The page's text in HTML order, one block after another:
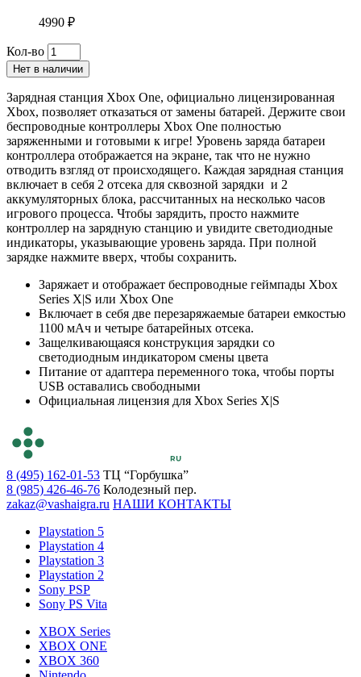
4990 ₽
Кол-во
Нет в наличии
Зарядная станция Xbox One, официально лицензированная
Xbox, позволяет отказаться от замены батарей. Держите свои
беспроводные контроллеры Xbox One полностью
заряженными и готовыми к игре! Уровень заряда батареи
контроллера отображается на экране, так что не нужно
отводить взгляд от происходящего. Каждая зарядная станция
включает в себя 2 отсека для сквозной зарядки и 2
аккумуляторных блока, рассчитанных на несколько часов
игрового процесса. Чтобы зарядить, просто нажмите
контроллер на зарядную станцию ​​и увидите светодиодные
индикаторы, указывающие уровень заряда. При полной
зарядке нажмите вверх, чтобы сохранить.
Заряжает и отображает беспроводные геймпады Xbox
Series X|S или Xbox One
Включает в себя две перезаряжаемые батареи емкостью
1100 мАч и четыре батарейных отсека.
Защелкивающаяся конструкция зарядки со
светодиодным индикатором смены цвета
Питание от адаптера переменного тока, чтобы порты
USB оставались свободными
Официальная лицензия для Xbox Series X|S
8 (495) 162-01-53 ТЦ “Горбушка”
8 (985) 426-46-76 Колодезный пер.
zakaz@vashaigra.ru НАШИ КОНТАКТЫ
Playstation 5
Playstation 4
Playstation 3
Playstation 2
Sony PSP
Sony PS Vita
XBOX Series
XBOX ONE
XBOX 360